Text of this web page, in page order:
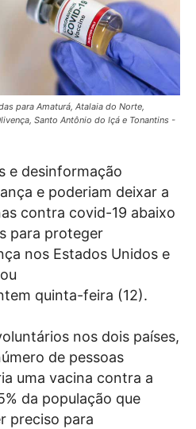
para Amaturá, Atalaia do Norte,
Santo Antônio do Içá e Tonantins -
e desinformação
e poderiam deixar a
contra covid-19 abaixo
para proteger
nos Estados Unidos e
quinta-feira (12).
nos dois países,
de pessoas
uma vacina contra a
da população que
preciso para